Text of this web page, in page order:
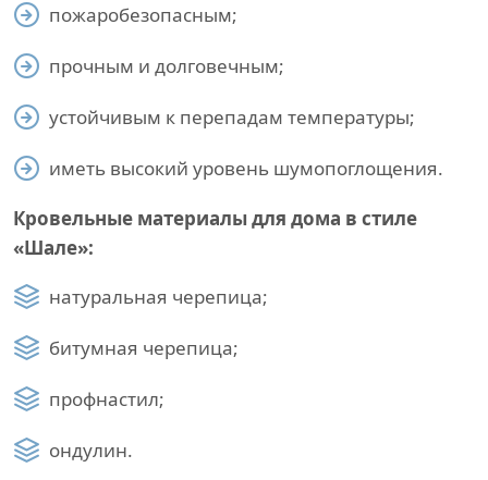
пожаробезопасным;
прочным и долговечным;
устойчивым к перепадам температуры;
иметь высокий уровень шумопоглощения.
Кровельные материалы для дома в стиле
«Шале»:
натуральная черепица;
битумная черепица;
профнастил;
ондулин.